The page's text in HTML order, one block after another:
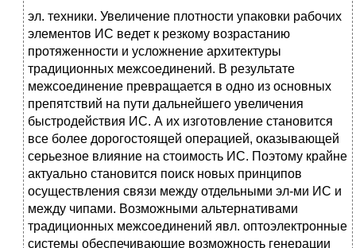
эл. техники. Увеличение плотности упаковки рабочих
элементов ИС ведет к резкому возрастанию
протяженности и усложнение архитектуры
традиционных межсоединений. В результате
межсоединение превращается в одно из основных
препятствий на пути дальнейшего увеличения
быстродействия ИС. А их изготовление становится
все более дорогостоящей операцией, оказывающей
серьезное влияние на стоимость ИС. Поэтому крайне
актуально становится поиск новых принципов
осуществления связи между отдельными эл-ми ИС и
между чипами. Возможными альтернативами
традиционных межсоединений явл. оптоэлектронные
системы обеспечивающие возможность генерации